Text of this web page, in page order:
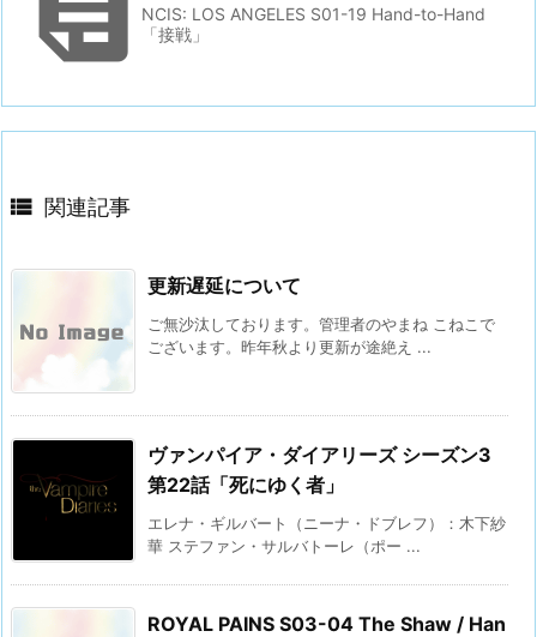
NCIS: LOS ANGELES S01-19 Hand-to-Hand
「接戦」
 関連記事
更新遅延について
ご無沙汰しております。管理者のやまね こねこで
ございます。昨年秋より更新が途絶え ...
ヴァンパイア・ダイアリーズ シーズン3
第22話「死にゆく者」
エレナ・ギルバート（ニーナ・ドブレフ）：木下紗
華 ステファン・サルバトーレ（ポー ...
ROYAL PAINS S03-04 The Shaw / Han